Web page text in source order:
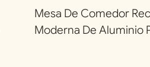
Mesa De Comedor
Moderna De Aluminio